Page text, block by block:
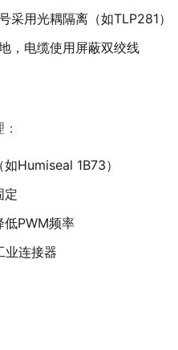
采用光耦隔离（如TLP281）
，电缆使用屏蔽双绞线
Humiseal 1B73）
定
低PWM频率
业连接器